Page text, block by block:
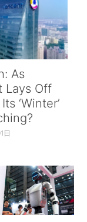
As
Lays Off
‘Winter’
日